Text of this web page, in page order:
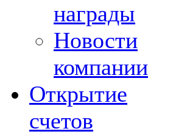
награды
Новости
компании
Открытие
счетов